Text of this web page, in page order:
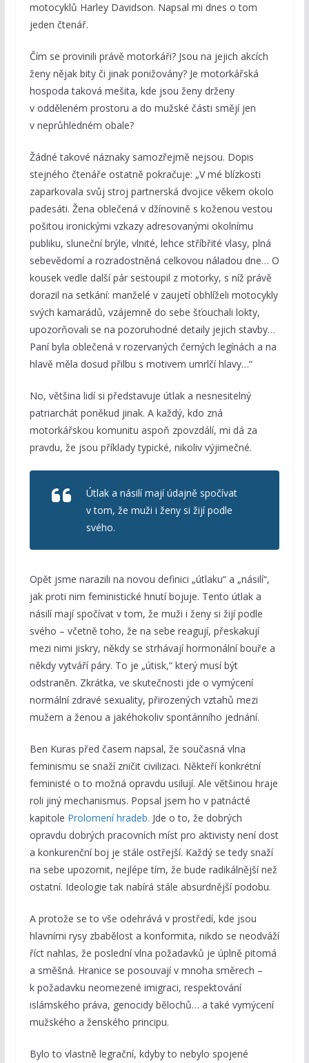
motocyklů Harley Davidson. Napsal mi dnes o tom
jeden čtenář.
Čím se provinili právě motorkáři? Jsou na jejich akcích
ženy nějak bity či jinak ponižovány? Je motorkářská
hospoda taková mešita, kde jsou ženy drženy
v odděleném prostoru a do mužské části smějí jen
v neprůhledném obale?
Žádné takové náznaky samozřejmě nejsou. Dopis
stejného čtenáře ostatně pokračuje: „V mé blízkosti
zaparkovala svůj stroj partnerská dvojice věkem okolo
padesáti. Žena oblečená v džínovině s koženou vestou
pošitou ironickými vzkazy adresovanými okolnímu
publiku, sluneční brýle, vlnité, lehce stříbřité vlasy, plná
sebevědomí a rozradostněná celkovou náladou dne… O
kousek vedle další pár sestoupil z motorky, s níž právě
dorazil na setkání: manželé v zaujetí obhlíželi motocykly
svých kamarádů, vzájemně do sebe šťouchali lokty,
upozorňovali se na pozoruhodné detaily jejich stavby…
Paní byla oblečená v rozervaných černých legínách a na
hlavě měla dosud přilbu s motivem umrlčí hlavy…“
No, většina lidí si představuje útlak a nesnesitelný
patriarchát poněkud jinak. A každý, kdo zná
motorkářskou komunitu aspoň zpovzdálí, mi dá za
pravdu, že jsou příklady typické, nikoliv výjimečné.
Útlak a násilí mají údajně spočívat
v tom, že muži i ženy si žijí podle
svého.
Opět jsme narazili na novou definici „útlaku“ a „násilí“,
jak proti nim feministické hnutí bojuje. Tento útlak a
násilí mají spočívat v tom, že muži i ženy si žijí podle
svého – včetně toho, že na sebe reagují, přeskakují
mezi nimi jiskry, někdy se strhávají hormonální bouře a
někdy vytváří páry. To je „útisk,“ který musí být
odstraněn. Zkrátka, ve skutečnosti jde o vymýcení
normální zdravé sexuality, přirozených vztahů mezi
mužem a ženou a jakéhokoliv spontánního jednání.
Ben Kuras před časem napsal, že současná vlna
feminismu se snaží zničit civilizaci. Někteří konkrétní
feministé o to možná opravdu usilují. Ale většinou hraje
roli jiný mechanismus. Popsal jsem ho v patnácté
kapitole Prolomení hradeb. Jde o to, že dobrých
opravdu dobrých pracovních míst pro aktivisty není dost
a konkurenční boj je stále ostřejší. Každý se tedy snaží
na sebe upozornit, nejlépe tím, že bude radikálnější než
ostatní. Ideologie tak nabírá stále absurdnější podobu.
A protože se to vše odehrává v prostředí, kde jsou
hlavními rysy zbabělost a konformita, nikdo se neodváží
říct nahlas, že poslední vlna požadavků je úplně pitomá
a směšná. Hranice se posouvají v mnoha směrech –
k požadavku neomezené imigraci, respektování
islámského práva, genocidy bělochů… a také vymýcení
mužského a ženského principu.
Bylo to vlastně legrační, kdyby to nebylo spojené